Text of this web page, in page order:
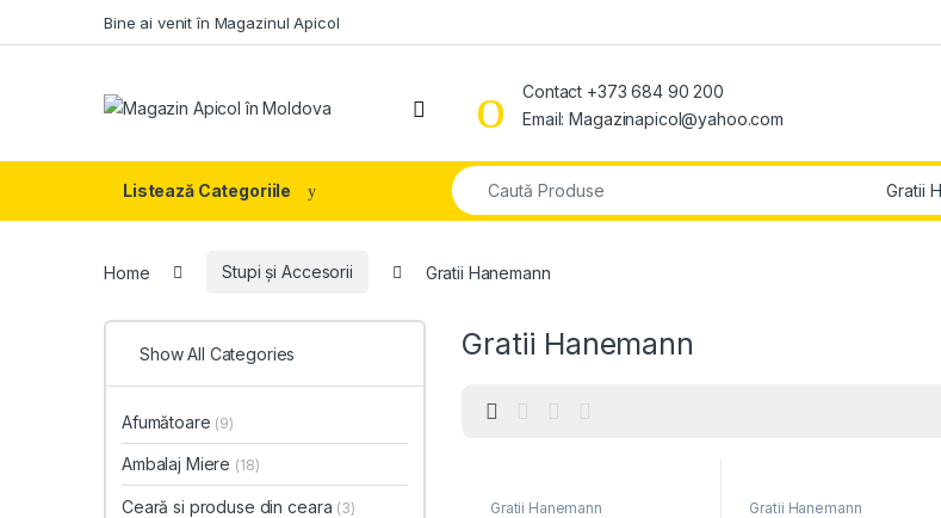
Bine ai venit în Magazinul Apicol
Contact +373 684 90 200
Email: Magazinapicol@yahoo.com
Listează Categoriile
Search for:
Home Stupi și Accesorii Gratii Hanemann
Gratii Hanemann
Gratii Hanemann Gratii Hanemann
Show All Categories
Afumătoare (9)
Ambalaj Miere (18)
Ceară si produse din ceara (3)